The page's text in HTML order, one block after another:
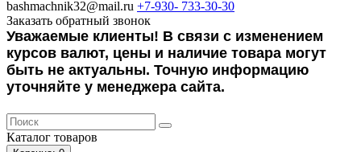
bashmachnik32@mail.ru +7-930- 733-30-30
Заказать обратный звонок
Уважаемые клиенты! В связи с изменением
курсов валют, цены и наличие товара могут
быть не актуальны. Точную информацию
уточняйте у менеджера сайта.
Каталог товаров